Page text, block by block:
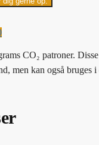
CO₂ patroner.
men kan også bruges i